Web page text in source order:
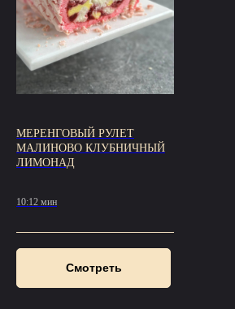
МЕРЕНГОВЫЙ РУЛЕТ
МАЛИНОВО КЛУБНИЧНЫЙ
ЛИМОНАД
10:12 мин
Смотреть